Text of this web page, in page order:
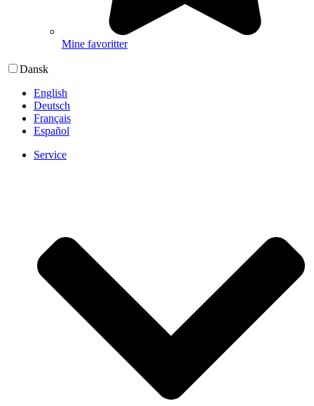
Mine favoritter
Dansk
English
Deutsch
Français
Español
Service